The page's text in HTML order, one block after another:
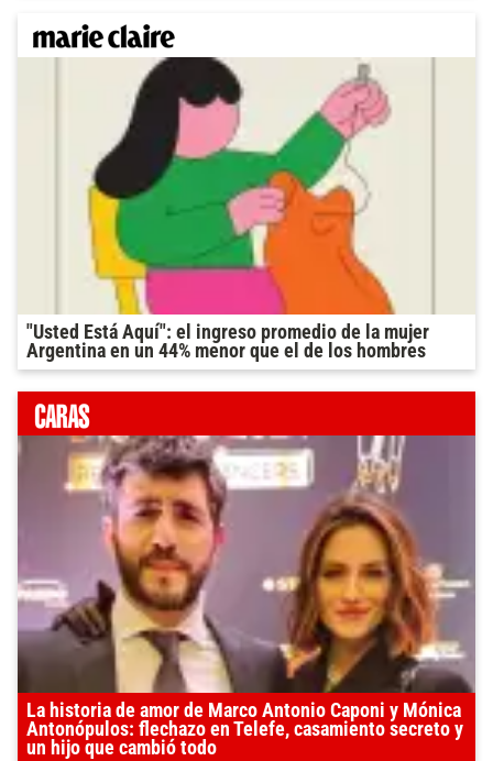
"Usted Está Aquí": el ingreso promedio de la mujer
Argentina en un 44% menor que el de los hombres
La historia de amor de Marco Antonio Caponi y Mónica
Antonópulos: flechazo en Telefe, casamiento secreto y
un hijo que cambió todo